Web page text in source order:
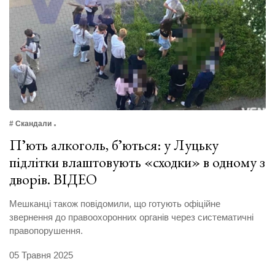
# Скандали
Пʼють алкоголь, бʼються: у Луцьку
підлітки влаштовують «сходки» в одному з
дворів. ВІДЕО
Мешканці також повідомили, що готують офіційне
звернення до правоохоронних органів через систематичні
правопорушення.
05 Травня 2025